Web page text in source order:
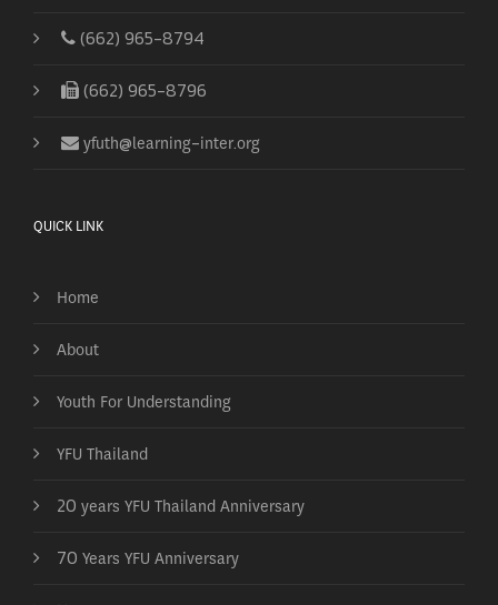
(662) 965-8794
(662) 965-8796
yfuth@learning-inter.org
QUICK LINK
Home
About
Youth For Understanding
YFU Thailand
20 years YFU Thailand Anniversary
70 Years YFU Anniversary